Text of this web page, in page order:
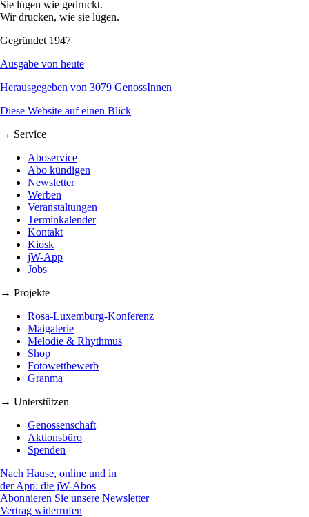
Sie lügen wie gedruckt.
Wir drucken, wie sie lügen.
Gegründet 1947
Ausgabe von heute
Herausgegeben von 3079 GenossInnen
Diese Website auf einen Blick
→ Service
Aboservice
Abo kündigen
Newsletter
Werben
Veranstaltungen
Terminkalender
Kontakt
Kiosk
jW-App
Jobs
→ Projekte
Rosa-Luxemburg-Konferenz
Maigalerie
Melodie & Rhythmus
Shop
Fotowettbewerb
Granma
→ Unterstützen
Genossenschaft
Aktionsbüro
Spenden
Nach Hause, online und in
der App: die jW-Abos
Abonnieren Sie unsere Newsletter
Vertrag widerrufen